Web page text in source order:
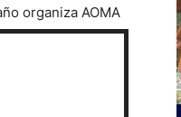
organiza AOMA